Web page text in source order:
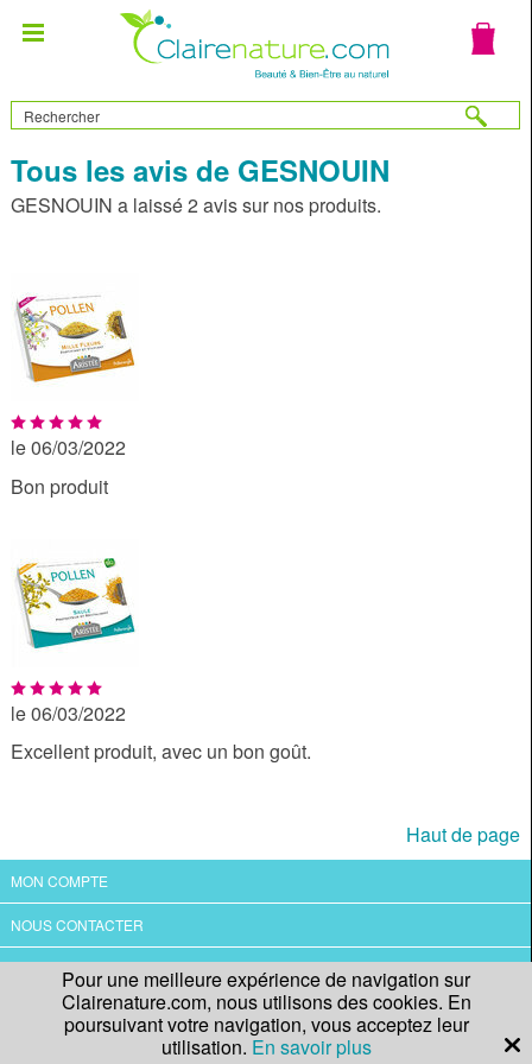
Tous les avis de GESNOUIN
GESNOUIN a laissé 2 avis sur nos produits.
le 06/03/2022
Bon produit
le 06/03/2022
Excellent produit, avec un bon goût.
Haut de page
MON COMPTE
NOUS CONTACTER
QUI SOMMES-NOUS?
Pour une meilleure expérience de navigation sur
Clairenature.com, nous utilisons des cookies. En
poursuivant votre navigation, vous acceptez leur
utilisation. En savoir plus